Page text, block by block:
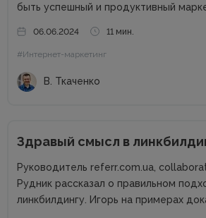
быть успешный и продуктивный
Directors Day рассказал Виталий Ткаченко.
соучредитель Tkachenko & Myroniuk
имеет огромный опыт...
06.06.2024 11 мин.
#Интернет-маркетинг
В. Ткаченко
Здравый смысл в
Руководитель referr.com.ua,
Рудник рассказал о правильном
линкбилдингу. Игорь на примерах